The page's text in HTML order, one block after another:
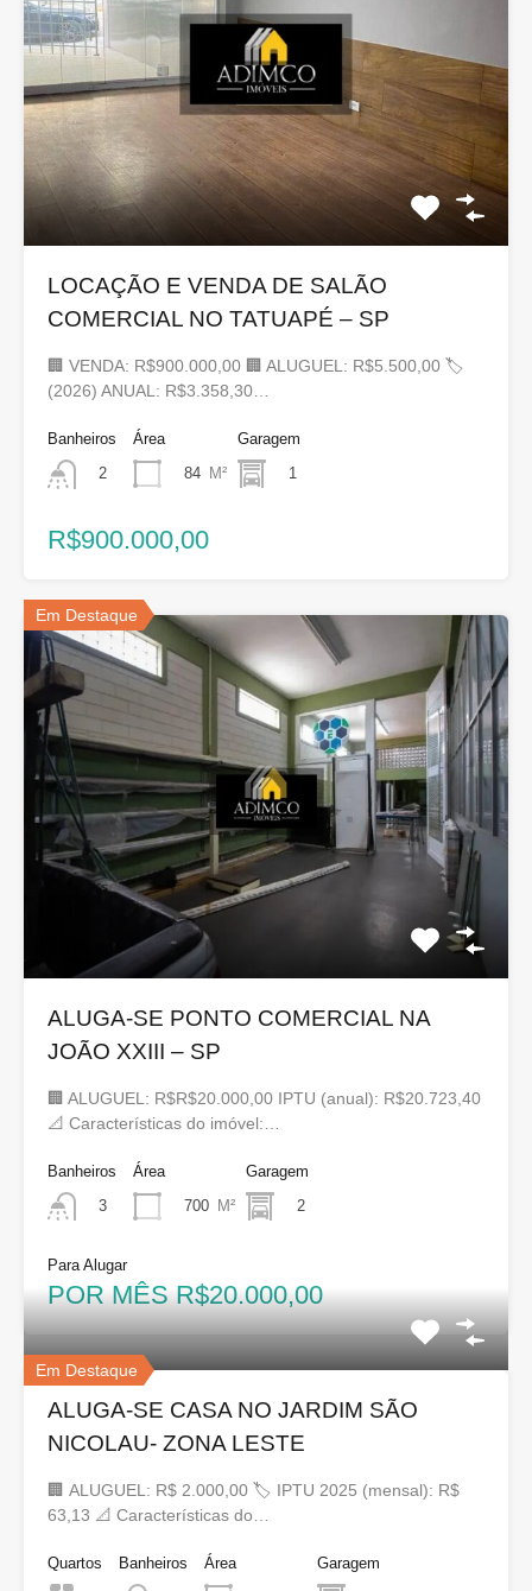
LOCAÇÃO E VENDA DE SALÃO
COMERCIAL NO TATUAPÉ – SP
🏢 VENDA: R$900.000,00 🏢 ALUGUEL: R$5.500,00 🏷
(2026) ANUAL: R$3.358,30…
Banheiros
2
Área
84 M²
Garagem
1
R$900.000,00
Em Destaque
ALUGA-SE PONTO COMERCIAL NA
JOÃO XXIII – SP
🏢 ALUGUEL: R$R$20.000,00 IPTU (anual): R$20.723,40
📐 Características do imóvel:…
Banheiros
3
Área
700 M²
Garagem
2
Para Alugar
POR MÊS R$20.000,00
Em Destaque
ALUGA-SE CASA NO JARDIM SÃO
NICOLAU- ZONA LESTE
🏢 ALUGUEL: R$ 2.000,00 🏷 IPTU 2025 (mensal): R$
63,13 📐 Características do…
Quartos
Banheiros
Área
Garagem